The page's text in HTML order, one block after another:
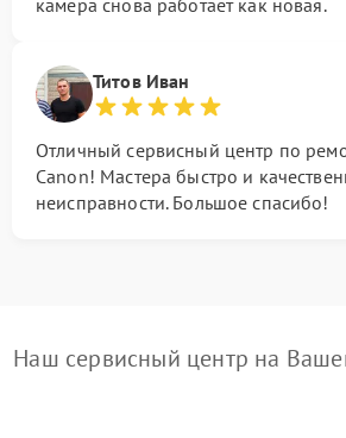
Титов Иван
Отличный сервисный центр по
Canon! Мастера быстро и
неисправности. Большое спасибо!
Наш сервисный центр на